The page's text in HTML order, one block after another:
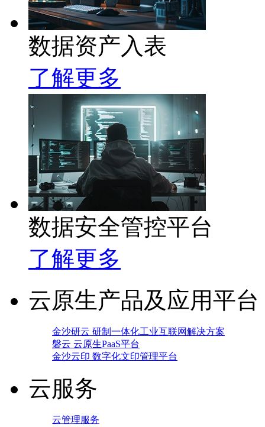
数据资产入表
了解更多
数据安全管控平台
了解更多
云原生产品及应用平台
金沙研云 研制一体化工业互联网解决方案
磐云 云原生PaaS平台
金沙云印 数字化文印管理平台
云服务
云管理服务